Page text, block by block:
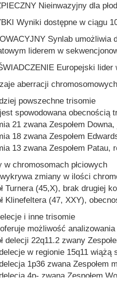
Nieinwazyjny dla
Wyniki dostępne w ciągu
Synlab umożliwia
liderem w
Europejski lider
aberracji
powszechne trisomie
spowodowana obecnością
21 zwana Zespołem
18 zwana Zespołem
13 zwana Zespołem Patau,
w chromosomach płciowych
zmiany w ilości
Turnera (45,X), brak drugiej
Klinefeltera (47, XXY),
i inne trisomie
możliwość
22q11.2 zwany
w regionie 15q11 wiążą
1p36 zwana Zespołem
4p- zwana Zespołem